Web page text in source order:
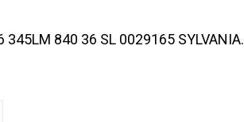
345LM 840 36 SL 0029165 SYLVANIA.